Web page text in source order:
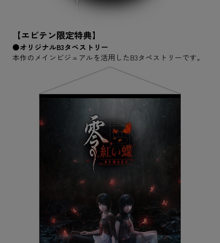
【エビテン限定特典】
●オリジナルB3タペストリー
本作のメインビジュアルを活用したB3タペストリーです。